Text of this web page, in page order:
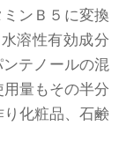
ンＢ５に変換
溶性有効成分
テノールの混
量もその半分
化粧品、石鹸